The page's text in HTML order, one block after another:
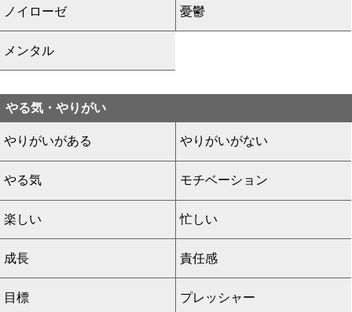
ノイローゼ 憂鬱
メンタル
やる気・やりがい
やりがいがある やりがいがない
やる気 モチベーション
楽しい 忙しい
成長 責任感
目標 プレッシャー